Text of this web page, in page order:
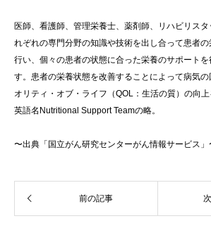
医師、看護師、管理栄養士、薬剤師、リハビリス
れぞれの専門分野の知識や技術を出し合って患者
行い、個々の患者の状態に合った栄養のサポート
す。患者の栄養状態を改善することによって病気
オリティ・オブ・ライフ（QOL：生活の質）の向上
英語名Nutritional Support Teamの略。
〜出典「国立がん研究センターがん情報サービス」
前の記事